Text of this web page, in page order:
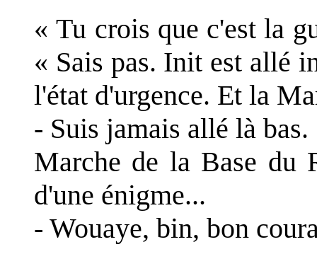
« Tu crois que c'est la
« Sais pas. Init est allé
l'état d'urgence. Et la
- Suis jamais allé là
Marche de la Base du
d'une énigme...
- Wouaye, bin, bon